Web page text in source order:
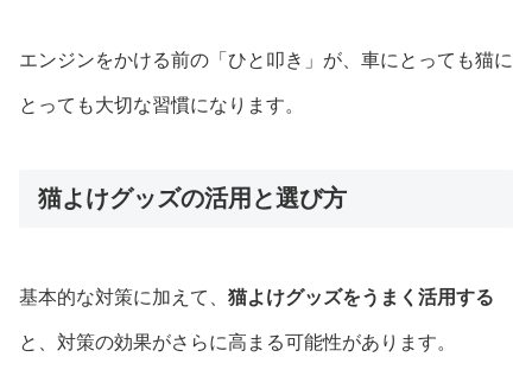
エンジンをかける前の「ひと叩き」が、車にとっても猫に
とっても大切な習慣になります。
猫よけグッズの活用と選び方
基本的な対策に加えて、 猫よけグッズをうまく活用する
と、対策の効果がさらに高まる可能性があります。